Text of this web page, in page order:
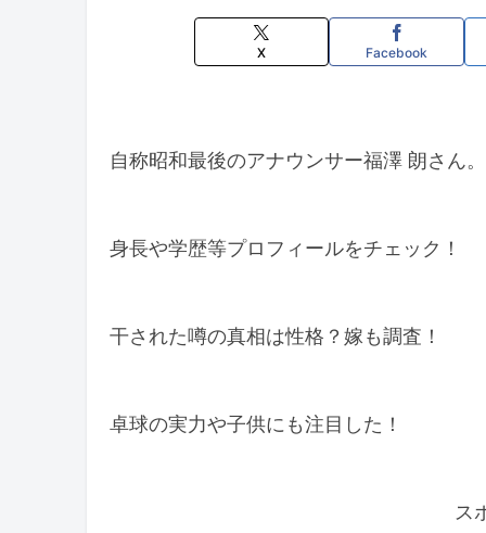
X Facebook
自称昭和最後のアナウンサー福澤 朗さん。
身長や学歴等プロフィールをチェック！
干された噂の真相は性格？嫁も調査！
卓球の実力や子供にも注目した！
ス